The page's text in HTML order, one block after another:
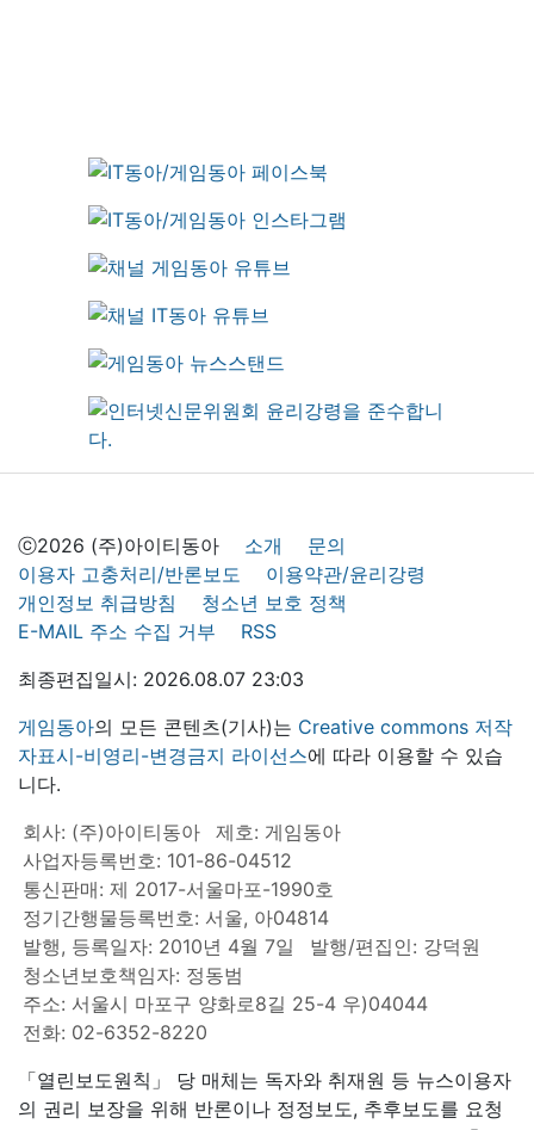
ⓒ2026 (주)아이티동아 소개
문의
이용자 고충처리/반론보도
이용약관/윤리강령
개인정보 취급방침
청소년 보호 정책
E-MAIL 주소 수집 거부
RSS
최종편집일시: 2026.08.07 23:03
게임동아의 모든 콘텐츠(기사)는 Creative commons 저작
자표시-비영리-변경금지 라이선스에 따라 이용할 수 있습
니다.
회사: (주)아이티동아
제호: 게임동아
사업자등록번호: 101-86-04512
통신판매: 제 2017-서울마포-1990호
정기간행물등록번호: 서울, 아04814
발행, 등록일자: 2010년 4월 7일
발행/편집인: 강덕원
청소년보호책임자: 정동범
주소: 서울시 마포구 양화로8길 25-4 우)04044
전화: 02-6352-8220
「열린보도원칙」 당 매체는 독자와 취재원 등 뉴스이용자
의 권리 보장을 위해 반론이나 정정보도, 추후보도를 요청